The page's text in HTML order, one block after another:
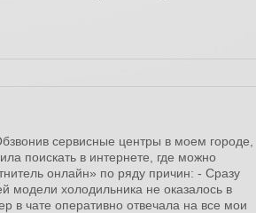
сервисные центры в моем городе,
поискать в интернете, где можно
онлайн» по ряду причин: - Сразу
холодильника не оказалось в
в чате оперативно отвечала на все мои